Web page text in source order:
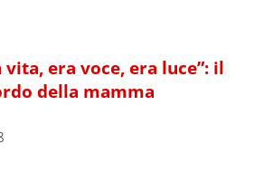
vita, era voce, era luce”: il
della mamma